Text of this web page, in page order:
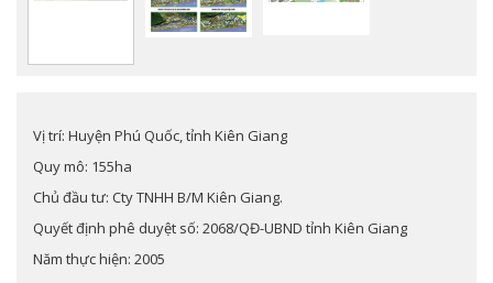
Vị trí: Huyện Phú Quốc, tỉnh Kiên Giang
Quy mô: 155ha
Chủ đầu tư: Cty TNHH B/M Kiên Giang.
Quyết định phê duyệt số: 2068/QĐ-UBND tỉnh Kiên Giang
Năm thực hiện: 2005